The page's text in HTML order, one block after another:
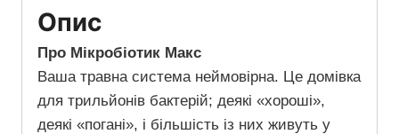
Опис
Про Мікробіотик Макс
Ваша травна система неймовірна. Це домівка
для трильйонів бактерій; деякі «хороші»,
деякі «погані», і більшість із них живуть у